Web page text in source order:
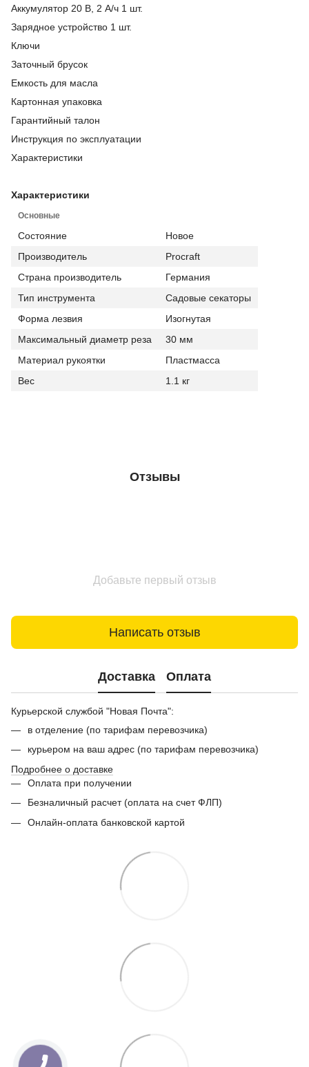
Аккумулятор 20 В, 2 А/ч 1 шт.
Зарядное устройство 1 шт.
Ключи
Заточный брусок
Емкость для масла
Картонная упаковка
Гарантийный талон
Инструкция по эксплуатации
Характеристики
Характеристики
Основные
Состояние
Новое
Производитель
Procraft
Страна производитель
Германия
Тип инструмента
Садовые секаторы
Форма лезвия
Изогнутая
Максимальный диаметр реза
30 мм
Материал рукоятки
Пластмасса
Вес
1.1 кг
Отзывы
Добавьте первый отзыв
Написать отзыв
Доставка Оплата
Курьерской службой "Новая Почта":
в отделение (по тарифам перевозчика)
курьером на ваш адрес (по тарифам перевозчика)
Подробнее о доставке
Оплата при получении
Безналичный расчет (оплата на счет ФЛП)
Онлайн-оплата банковской картой